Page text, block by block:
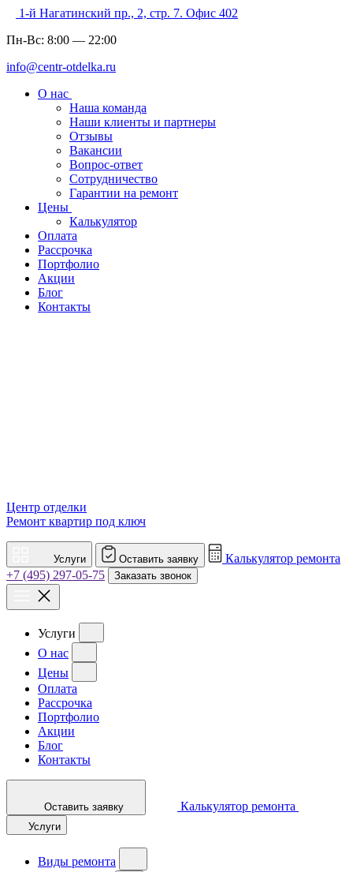
1-й Нагатинский пр., 2, стр. 7. Офис 402
Пн-Вс: 8:00 — 22:00
info@centr-otdelka.ru
О нас
Наша команда
Наши клиенты и партнеры
Отзывы
Вакансии
Вопрос-ответ
Сотрудничество
Гарантии на ремонт
Цены
Калькулятор
Оплата
Рассрочка
Портфолио
Акции
Блог
Контакты
Центр отделки
Ремонт квартир под ключ
Услуги Оставить заявку
Калькулятор ремонта
+7 (495) 297-05-75
Заказать звонок
Услуги
О нас
Цены
Оплата
Рассрочка
Портфолио
Акции
Блог
Контакты
Оставить заявку Калькулятор ремонта
Услуги
Виды ремонта